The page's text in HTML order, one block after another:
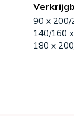
90 x 200/
140/160
180 x